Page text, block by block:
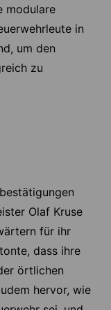
modulare
in
um den
zu
Olaf Kruse
für ihr
dass ihre
örtlichen
hervor, wie